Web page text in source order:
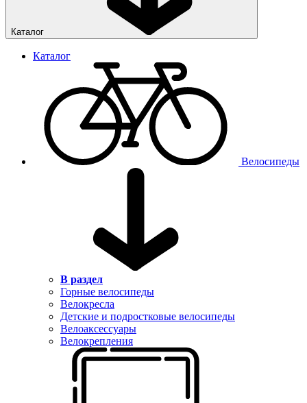
Каталог
Каталог
Велосипеды
В раздел
Горные велосипеды
Велокресла
Детские и подростковые велосипеды
Велоаксессуары
Велокрепления